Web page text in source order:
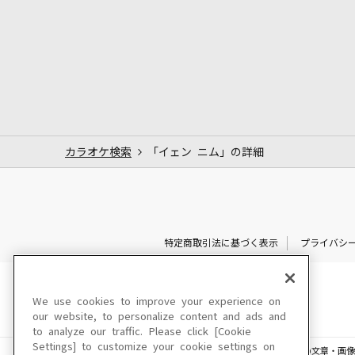
カラオケ検索 「イェン ニム」の詳細
特定商取引法に基づく表示 プライバシ
このサイトに掲載されている一切の文章・画
We use cookies to improve your experience on
our website, to personalize content and ads and
to analyze our traffic. Please click [Cookie
Settings] to customize your cookie settings on